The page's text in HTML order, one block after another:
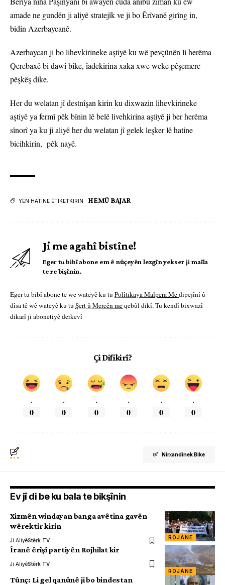
amade ne gundên ji aliyê stratejîk ve ji bo Êrîvanê girîng in,
bidin Azerbaycanê.
Azerbaycan ji bo lihevkirineke aştiyê ku wê pevçûnên li herêma
Qerebaxê bi dawî bike, îadekirina xaka xwe weke pêşemerc
pêşkêş dike.
Her du welatan jî destnîşan kirin ku dixwazin lihevkirineke
aştiyê ya fermî pêk bînin lê belê livehkirina aştiyê ji ber herêma
sînorî ya ku ji aliyê her du welatan jî gelek leşker lê hatine
bicihkirin, pêk nayê.
YÊN HATINE ÊTÎKETKIRIN HEMÛ BAJAR
Ji me agahî bistîne!
Eger tu bibî abone em ê nûçeyên lezgîn yekser ji maîla
te re bişînin.
Eger tu bibî abone te we wateyê ku tu Polîtikaya Malpera Medipejînî û
dîsa tê wê wateyê ku tu Şert û Mercên meqebûl dikî. Tu kendî bixwazî
dikarî ji abonetiyê derkevî
Çi Difikirî?
.
0
.
0
.
0
.
0
.
0
.
0
Nirxandinek Bike
Ev jî di be ku bala te bikşînin
ROJANE
Xizmên windayan banga avêtina gavên
wêrektir kirin
Ji AliyêStêrk TV
ROJANE
Îranê êrîşî partiyên Rojhilat kir
Ji AliyêStêrk TV
Tûnç: Li gel qanûnê ji bo bindestan